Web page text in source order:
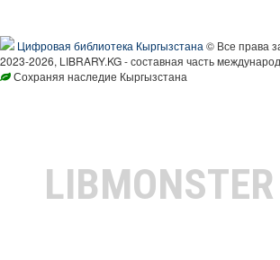
Цифровая библиотека Кыргызстана © Все права
2023-2026, LIBRARY.KG - составная часть
Сохраняя наследие Кыргызстана